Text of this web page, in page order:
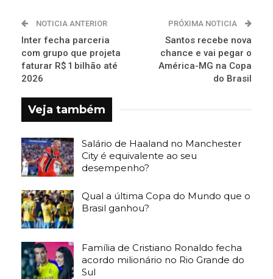
NOTICIA ANTERIOR
Inter fecha parceria
com grupo que projeta
faturar R$ 1 bilhão até
2026
PRÓXIMA NOTICIA
Santos recebe nova
chance e vai pegar o
América-MG na Copa
do Brasil
Veja também
Salário de Haaland no Manchester
City é equivalente ao seu
desempenho?
Qual a última Copa do Mundo que o
Brasil ganhou?
Família de Cristiano Ronaldo fecha
acordo milionário no Rio Grande do
Sul